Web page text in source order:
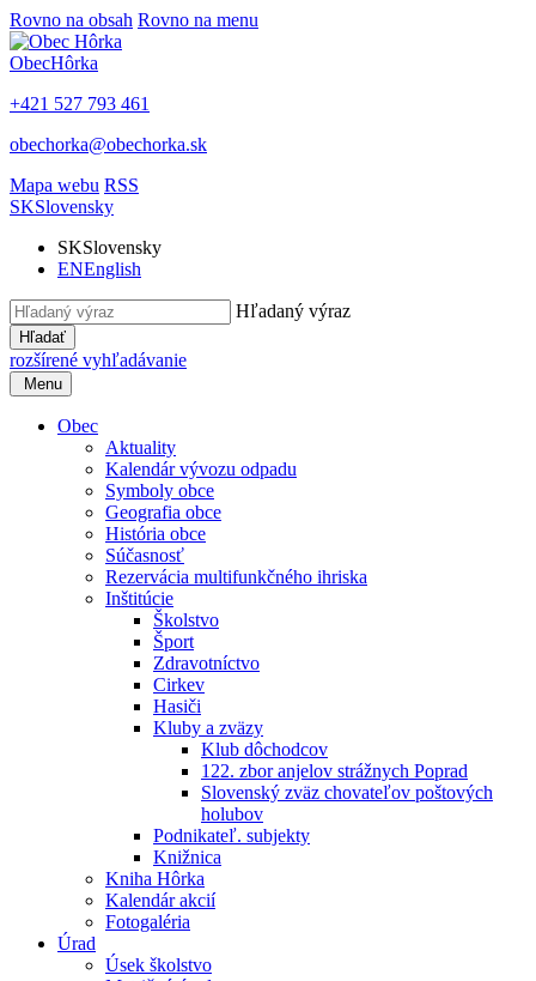
Rovno na obsah Rovno na menu
ObecHôrka
+421 527 793 461
obechorka@obechorka.sk
Mapa webu RSS
SKSlovensky
SKSlovensky
ENEnglish
Hľadaný výraz
Hľadať
rozšírené vyhľadávanie
Menu
Obec
Aktuality
Kalendár vývozu odpadu
Symboly obce
Geografia obce
História obce
Súčasnosť
Rezervácia multifunkčného ihriska
Inštitúcie
Školstvo
Šport
Zdravotníctvo
Cirkev
Hasiči
Kluby a zväzy
Klub dôchodcov
122. zbor anjelov strážnych Poprad
Slovenský zväz chovateľov poštových
holubov
Podnikateľ. subjekty
Knižnica
Kniha Hôrka
Kalendár akcií
Fotogaléria
Úrad
Úsek školstvo